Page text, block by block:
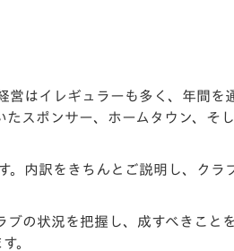
はイレギュラーも多く、年間を
スポンサー、ホームタウン、そ
内訳をきちんとご説明し、クラ
の状況を把握し、成すべきこと
。